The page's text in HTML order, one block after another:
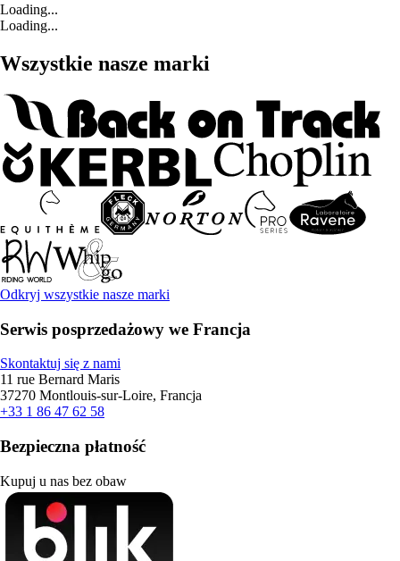
Loading...
Loading...
Wszystkie nasze marki
Odkryj wszystkie nasze marki
Serwis posprzedażowy we Francja
Skontaktuj się z nami
11 rue Bernard Maris
37270 Montlouis-sur-Loire, Francja
+33 1 86 47 62 58
Bezpieczna płatność
Kupuj u nas bez obaw